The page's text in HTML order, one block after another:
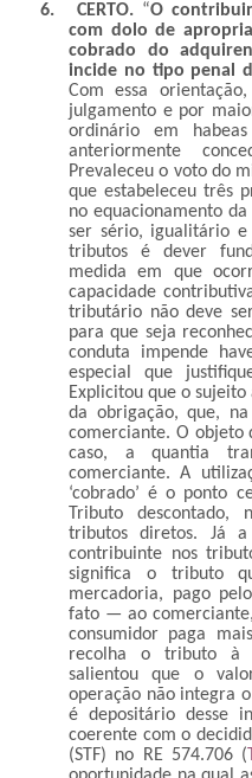
6.
CERTO. “O
com dolo de
cobrado do
incide no tipo penal
Com essa
julgamento e por
ordinário em
anteriormente
Prevaleceu o voto do
que estabeleceu três
no equacionamento
ser sério, igualitário
tributos é dever
medida em que
capacidade
tributário não deve
para que seja
conduta impende
especial que
Explicitou que o
da obrigação, que,
comerciante. O
caso, a quantia
comerciante. A
‘cobrado’ é o ponto
Tributo
tributos diretos. Já a
contribuinte nos
significa o tributo
mercadoria, pago
fato — ao
consumidor paga
recolha o tributo à
salientou que o
operação não integra
é depositário desse
coerente com o
(STF) no RE 574.706 (